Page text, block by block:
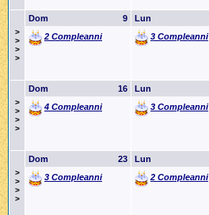
>
>
>
>
9
Dom
2 Compleanni
Lun
3 Compleanni
>
>
>
>
16
Dom
4 Compleanni
Lun
3 Compleanni
>
>
>
>
23
Dom
3 Compleanni
Lun
2 Compleanni